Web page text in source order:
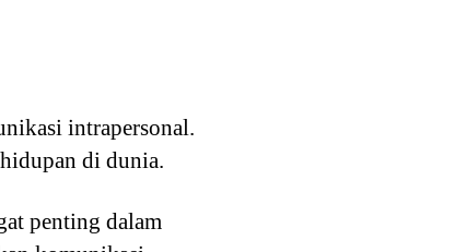
intrapersonal.
di dunia.
penting dalam